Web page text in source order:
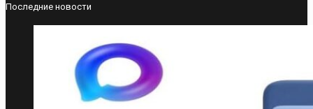
Последние новости